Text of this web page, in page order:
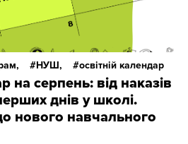
НУШ, освітній календар
на серпень: від наказів
днів у школі.
нового навчального